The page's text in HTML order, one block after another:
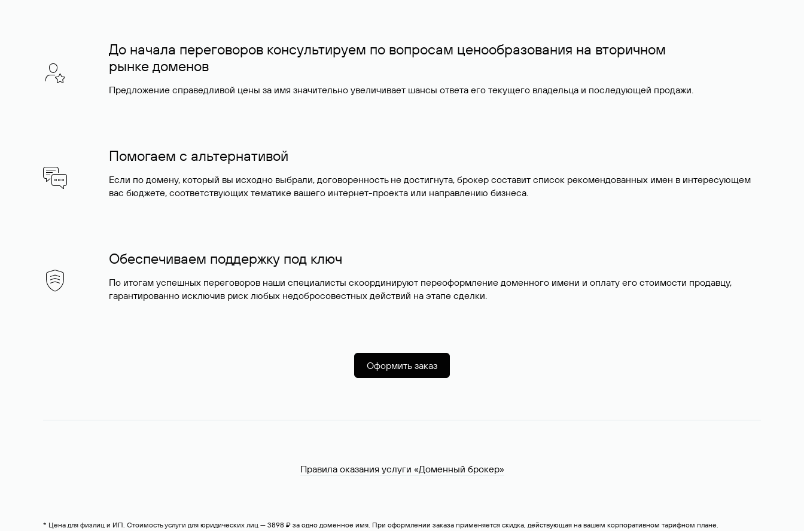
До начала переговоров консультируем по вопросам ценообразования на вторичном
рынке доменов
Предложение справедливой цены за имя значительно увеличивает шансы ответа его текущего владельца и последующей продажи.
Помогаем с альтернативой
Если по домену, который вы исходно выбрали, договоренность не достигнута, брокер составит список рекомендованных имен в интересующем
вас бюджете, соответствующих тематике вашего интернет-проекта или направлению бизнеса.
Обеспечиваем поддержку под ключ
По итогам успешных переговоров наши специалисты скоординируют переоформление доменного имени и оплату его стоимости продавцу,
гарантированно исключив риск любых недобросовестных действий на этапе сделки.
Оформить заказ
Правила оказания услуги «Доменный брокер»
* Цена для физлиц и ИП. Стоимость услуги для юридических лиц — 3898 ₽ за одно доменное имя. При оформлении заказа применяется скидка, действующая на вашем корпоративном тарифном плане.